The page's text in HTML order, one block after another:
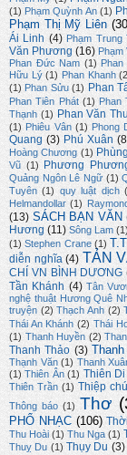
(1) Phạm Quỳnh An (1)
Phạm Thị Mỹ Liên
Ái Linh (4) Phạm Trung
Văn Phương (16) Phạm
Phan Đức Nam (1)
Hữu Lý (1) Phan Khanh
(1) Phan Sửu (1) Phan
Phan Tiên Phát (1) Phan
Thạnh (1) Phan Văn
(1) Phiêu Vân (1) Phong
Quang (3) Phú Xuân
Hoàng Chương (1)
Vũ (1) Phương
Quảng Ngôn Lê Ngữ (1)
Tuyên (1) quy luật dịch
Helmandollar (1)
(13) SÁCH BẠN VĂN
Hương (11) Sông Lam (1)
(1) Stephen Crane (1)
diễn nghĩa (4) TẢN
CHÍ VN BÌNH DƯƠNG
Tần Khánh (4) Tân
nghệ thuật Hương Quê
truyện (2) Thạch Anh (2)
Thái An Khánh (2) Thái
(1) Thanh Huyền (2)
Thanh Thảo (3)
Thạnh Văn (1) Thanh
(1) Thiên Ân (1) Thiên Di
Thiên Trần (1) Thiệp
Thông báo (1) Thơ
PHỔ NHẠC (106)
Thu Hoài (1) Thu Nga (1)
Thuỵ Du (1) Thụy Du (3)